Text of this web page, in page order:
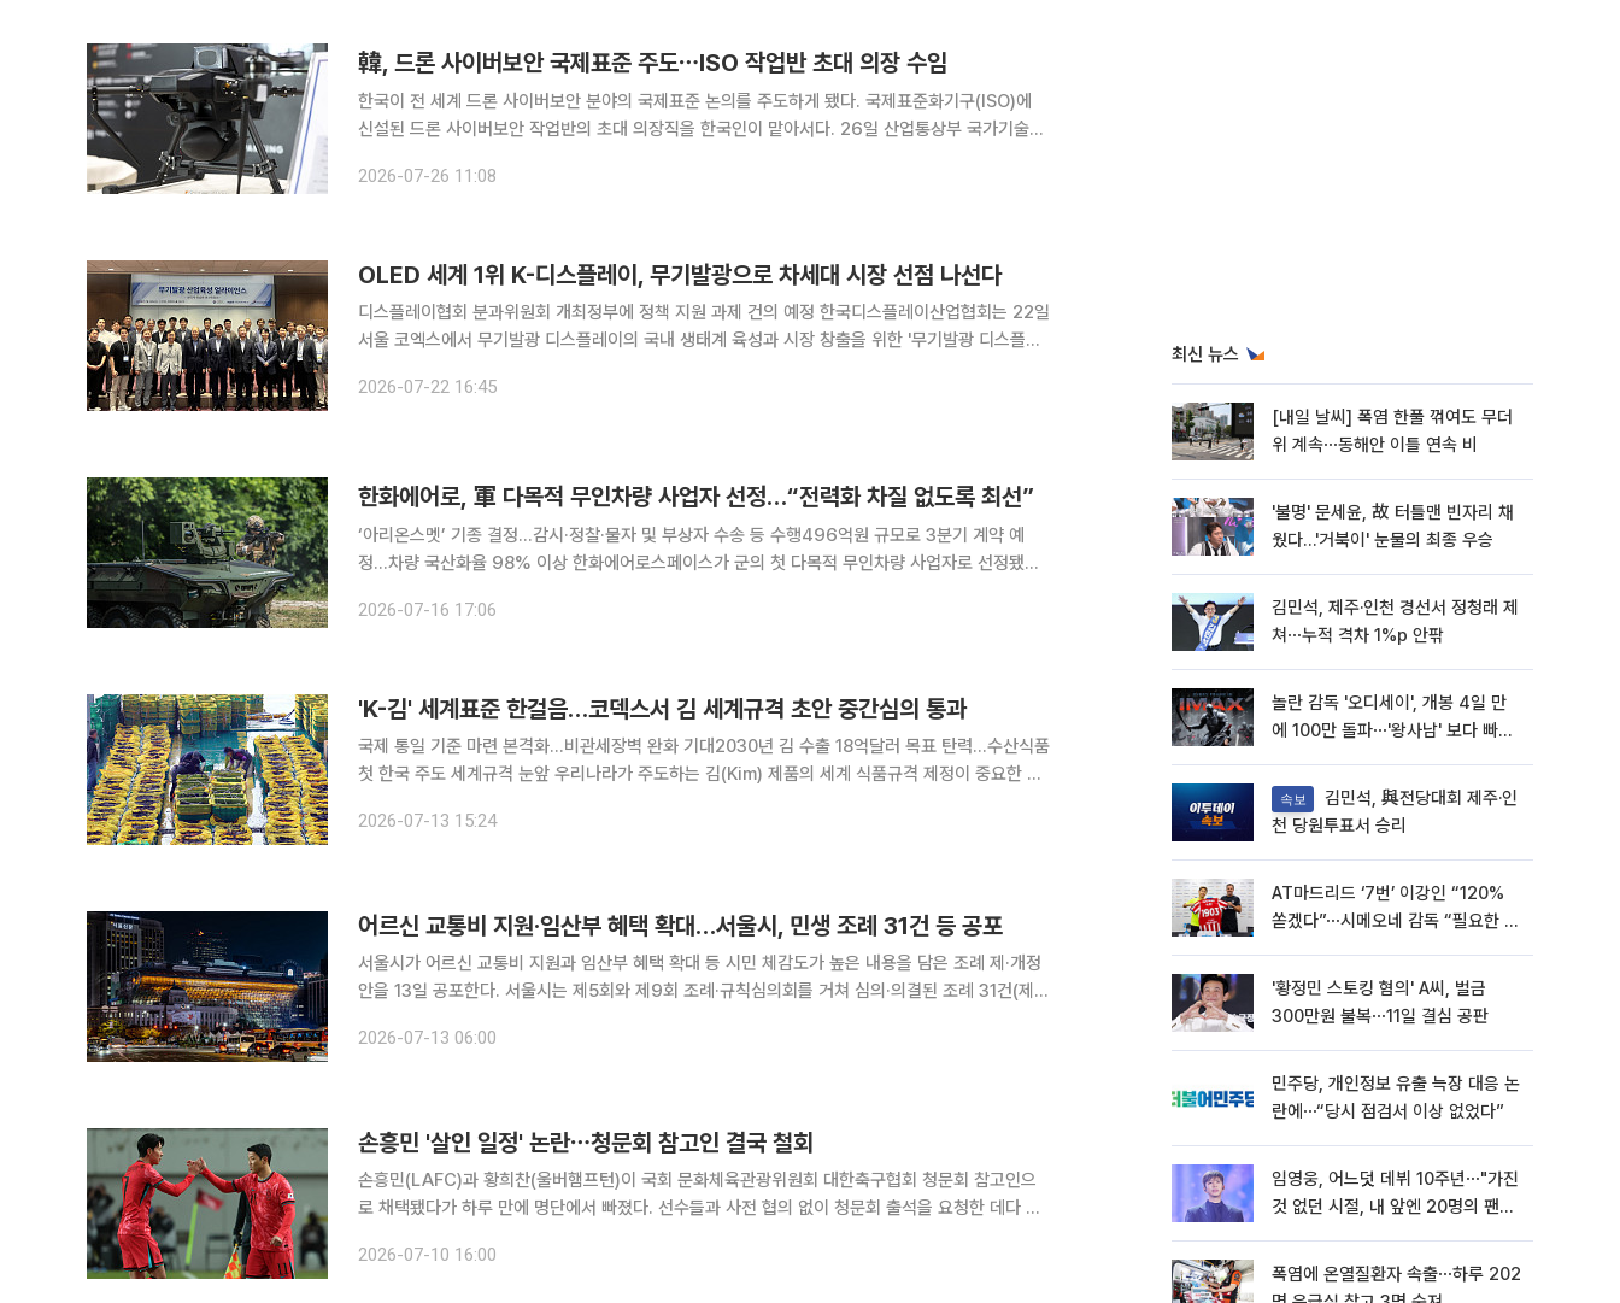
韓, 드론 사이버보안 국제표준 주도⋯ISO 작업반 초대 의장 수임
한국이 전 세계 드론 사이버보안 분야의 국제표준 논의를 주도하게 됐다. 국제표준화기구(ISO)에
신설된 드론 사이버보안 작업반의 초대 의장직을 한국인이 맡아서다. 26일 산업통상부 국가기술표
과위원회(ISO/TC20/SC16) 총회'에서 드론 사이버보안
2026-07-26 11:08
OLED 세계 1위 K-디스플레이, 무기발광으로 차세대 시장 선점 나선다
디스플레이협회 분과위원회 개최정부에 정책 지원 과제 건의 예정 한국디스플레이산업협회는 22일
서울 코엑스에서 무기발광 디스플레이의 국내 생태계 육성과 시장 창출을 위한 '무기발광 디스플레
계의 목소리를 청취하고 실효성 있는 정책 지원을 발굴하기 위해 '무기발광 산
2026-07-22 16:45
한화에어로, 軍 다목적 무인차량 사업자 선정…“전력화 차질 없도록 최선”
‘아리온스멧’ 기종 결정…감시·정찰·물자 및 부상자 수송 등 수행496억원 규모로 3분기 계약 예
정…차량 국산화율 98% 이상 한화에어로스페이스가 군의 첫 다목적 무인차량 사업자로 선정됐다.
로 한화에어로스페이스가 제안한 ‘아리온스멧(Arion-SMET)’을 결정했
2026-07-16 17:06
'K-김' 세계표준 한걸음…코덱스서 김 세계규격 초안 중간심의 통과
국제 통일 기준 마련 본격화…비관세장벽 완화 기대2030년 김 수출 18억달러 목표 탄력…수산식품
첫 한국 주도 세계규격 눈앞 우리나라가 주도하는 김(Kim) 제품의 세계 식품규격 제정이 중요한 분
시장 점유율 70% 이상을 차지하는 한국의 수출 경쟁력이 한층
2026-07-13 15:24
어르신 교통비 지원·임산부 혜택 확대…서울시, 민생 조례 31건 등 공포
서울시가 어르신 교통비 지원과 임산부 혜택 확대 등 시민 체감도가 높은 내용을 담은 조례 제·개정
안을 13일 공포한다. 서울시는 제5회와 제9회 조례·규칙심의회를 거쳐 심의·의결된 조례 31건(제정
이다. 이번 공포안에는 특히 어르신들을 위한 교통비
2026-07-13 06:00
손흥민 '살인 일정' 논란⋯청문회 참고인 결국 철회
손흥민(LAFC)과 황희찬(울버햄프턴)이 국회 문화체육관광위원회 대한축구협회 청문회 참고인으
로 채택됐다가 하루 만에 명단에서 빠졌다. 선수들과 사전 협의 없이 청문회 출석을 요청한 데다 소
어민주당 의원은 10일 자신의 사회관계망서비스(SNS)를 통해 “당의 의
2026-07-10 16:00
최신 뉴스
[내일 날씨] 폭염 한풀 꺾여도 무더
위 계속⋯동해안 이틀 연속 비
'불명' 문세윤, 故 터틀맨 빈자리 채
웠다…'거북이' 눈물의 최종 우승
김민석, 제주·인천 경선서 정청래 제
쳐⋯누적 격차 1%p 안팎
놀란 감독 '오디세이', 개봉 4일 만
에 100만 돌파⋯'왕사남' 보다 빠르
속보
천 당원투표서 승리
AT마드리드 ‘7번’ 이강인 “120%
쏟겠다”⋯시메오네 감독 “필요한 선
'황정민 스토킹 혐의' A씨, 벌금
300만원 불복⋯11일 결심 공판
민주당, 개인정보 유출 늑장 대응 논
란에⋯“당시 점검서 이상 없었다”
임영웅, 어느덧 데뷔 10주년⋯"가진
것 없던 시절, 내 앞엔 20명의 팬
폭염에 온열질환자 속출⋯하루 202